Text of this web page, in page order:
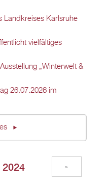
Landkreises Karlsruhe
vielfältiges
„Winterwelt &
26.07.2026 im
»